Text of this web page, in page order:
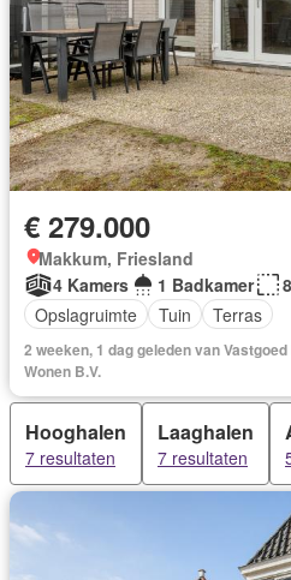
€ 279.000
Makkum, Friesland
4 Kamers
1 Badkamer
Opslagruimte
Tuin Terras
2 weeken, 1 dag geleden van
Wonen B.V.
Hooghalen
7 resultaten
Laaghalen
7 resultaten